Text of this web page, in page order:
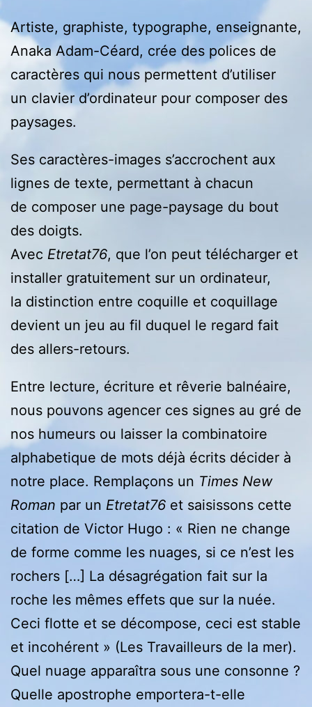
Artiste, graphiste, typographe, enseignante,
Anaka Adam-Céard, crée des polices de
caractères qui nous permettent d’utiliser
un clavier d’ordinateur pour composer des
paysages.
Ses caractères-images s’accrochent aux
lignes de texte, permettant à chacun
de composer une page-paysage du bout
des doigts.
Avec Etretat76, que l’on peut télécharger et
installer gratuitement sur un ordinateur,
la distinction entre coquille et coquillage
devient un jeu au fil duquel le regard fait
des allers-retours.
Entre lecture, écriture et rêverie balnéaire,
nous pouvons agencer ces signes au gré de
nos humeurs ou laisser la combinatoire
alphabetique de mots déjà écrits décider à
notre place. Remplaçons un Times New
Roman par un Etretat76 et saisissons cette
citation de Victor Hugo : « Rien ne change
de forme comme les nuages, si ce n’est les
rochers […] La désagrégation fait sur la
roche les mêmes effets que sur la nuée.
Ceci flotte et se décompose, ceci est stable
et incohérent » (Les Travailleurs de la mer).
Quel nuage apparaîtra sous une consonne ?
Quelle apostrophe emportera-t-elle